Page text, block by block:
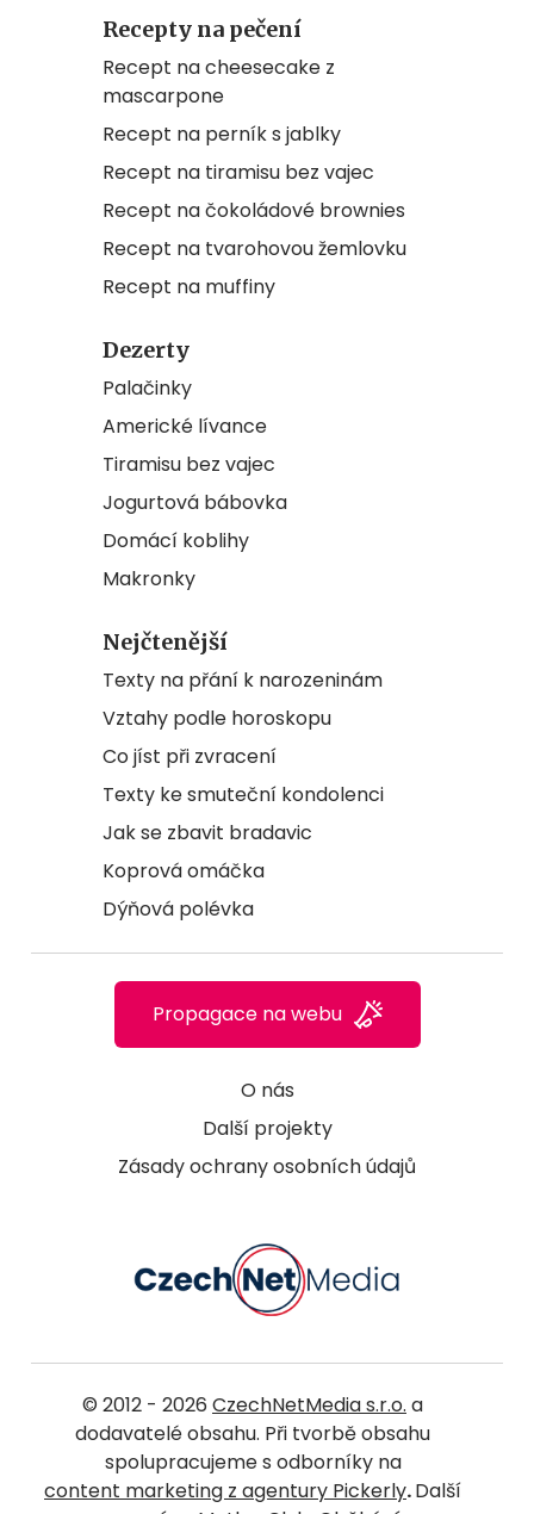
Recepty na pečení
Recept na cheesecake z
mascarpone
Recept na perník s jablky
Recept na tiramisu bez vajec
Recept na čokoládové brownies
Recept na tvarohovou žemlovku
Recept na muffiny
Dezerty
Palačinky
Americké lívance
Tiramisu bez vajec
Jogurtová bábovka
Domácí koblihy
Makronky
Nejčtenější
Texty na přání k narozeninám
Vztahy podle horoskopu
Co jíst při zvracení
Texty ke smuteční kondolenci
Jak se zbavit bradavic
Koprová omáčka
Dýňová polévka
O nás
Další projekty
Zásady ochrany osobních údajů
Propagace na webu
© 2012 - 2026 CzechNetMedia s.r.o. a
dodavatelé obsahu. Při tvorbě obsahu
spolupracujeme s odborníky na
content marketing z agentury Pickerly.Další